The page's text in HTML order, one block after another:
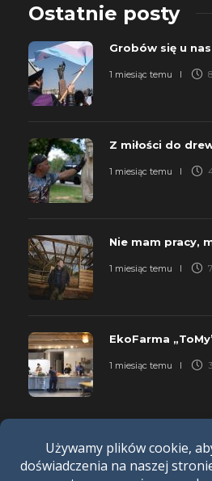
Ostatnie posty
Grobów się u
1 miesiąc temu
Z miłości do
1 miesiąc temu
Nie mam pracy,
1 miesiąc temu
EkoFarma
1 miesiąc temu